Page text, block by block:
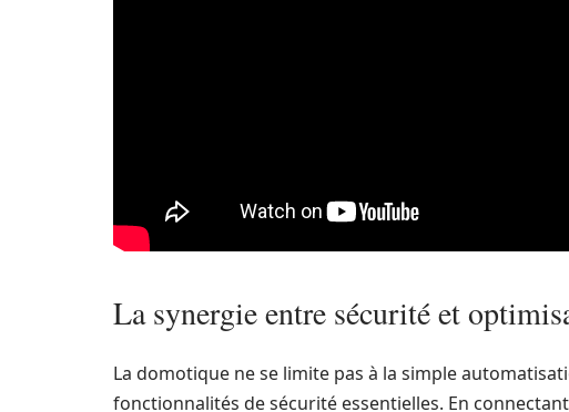
La synergie entre sécurité et
La domotique ne se limite pas à la simple
fonctionnalités de sécurité essentielles. En